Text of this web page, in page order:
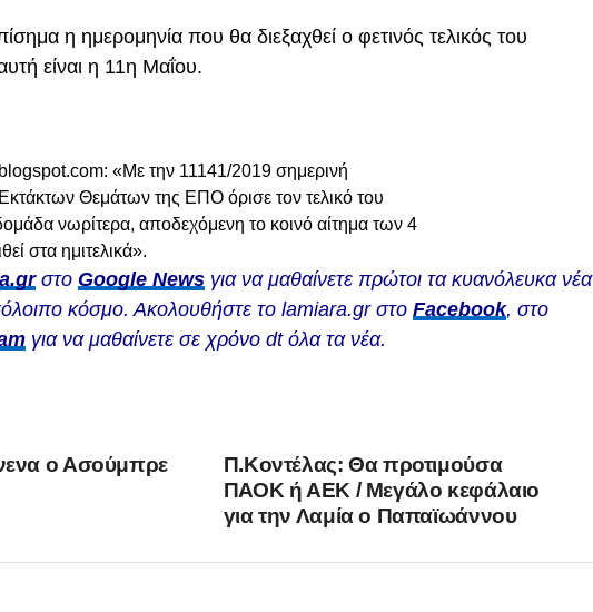
η ημερομηνία που θα διεξαχθεί ο φετινός τελικός του
είναι η 11η Μαΐου.
«Με την 11141/2019 σημερινή
Θεμάτων της ΕΠΟ όρισε τον τελικό του
νωρίτερα, αποδεχόμενη το κοινό αίτημα των 4
στα ημιτελικά».
στο Google News για να μαθαίνετε πρώτοι τα κυανόλευκα νέα
κόσμο. Ακολουθήστε το lamiara.gr στο Facebook, στο
για να μαθαίνετε σε χρόνο dt όλα τα νέα.
Π.Κοντέλας: Θα προτιμούσα
ΠΑΟΚ ή ΑΕΚ / Μεγάλο κεφάλαιο
για την Λαμία ο Παπαϊωάννου
ο Ασούμπρε